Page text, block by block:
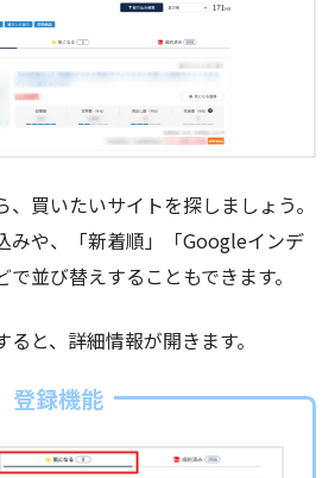
、買いたいサイトを探しましょう。
みや、「新着順」「Googleインデ
並び替えすることもできます。
と、詳細情報が開きます。
登録機能